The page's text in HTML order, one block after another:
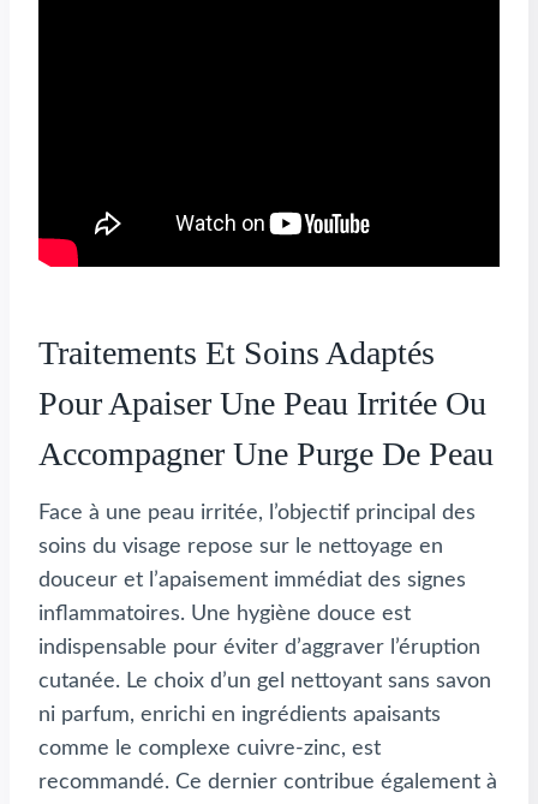
Traitements Et Soins Adaptés
Pour Apaiser Une Peau Irritée Ou
Accompagner Une Purge De Peau
Face à une peau irritée, l’objectif principal des
soins du visage repose sur le nettoyage en
douceur et l’apaisement immédiat des signes
inflammatoires. Une hygiène douce est
indispensable pour éviter d’aggraver l’éruption
cutanée. Le choix d’un gel nettoyant sans savon
ni parfum, enrichi en ingrédients apaisants
comme le complexe cuivre-zinc, est
recommandé. Ce dernier contribue également à